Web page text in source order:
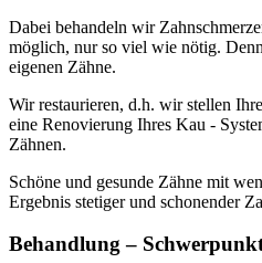
Dabei behandeln wir
möglich, nur so viel wie nötig.
eigenen Zähne.
Wir restaurieren, d.h. wir stellen
eine Renovierung Ihres Kau -
Zähnen.
Schöne und gesunde Zähne mit
Ergebnis stetiger und schonender
Behandlung –